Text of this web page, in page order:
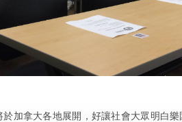
加拿大各地展開，好讓社會大眾明白